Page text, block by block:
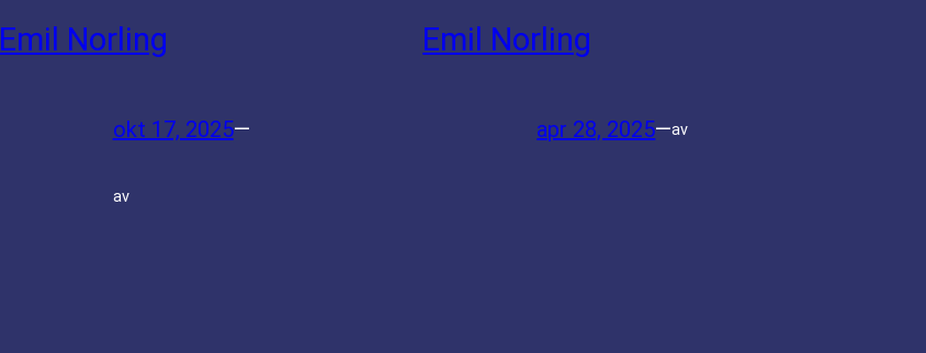
Emil Norling
okt 17, 2025—
av
Emil Norling
apr 28, 2025—av